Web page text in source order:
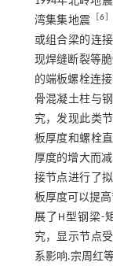
湾集集地震 ［6
或组合梁的连
现焊缝断裂等
的端板螺栓连
骨混凝土柱与
究，发现此类
板厚度和螺栓
厚度的增大而
接节点进行了
板厚度可以提
展了H型钢梁-
究，显示节点
系影响.宗周红